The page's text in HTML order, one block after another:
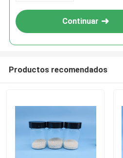
Continuar
Productos recomendados